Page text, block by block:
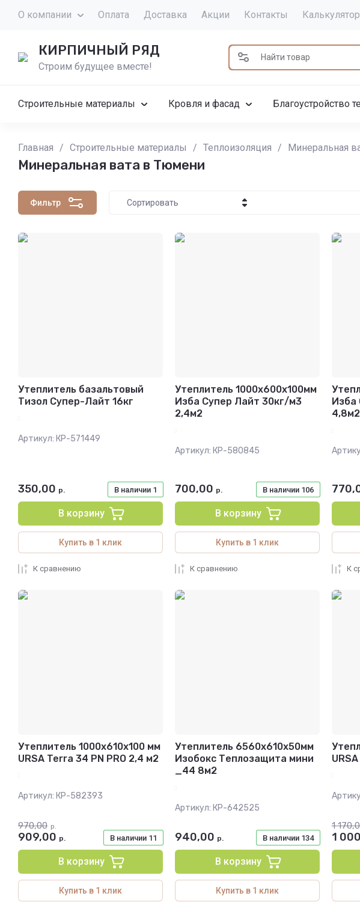
О компании Оплата Доставка Акции Контакты
КИРПИЧНЫЙ РЯД
Строим будущее вместе!
Строительные материалы Кровля и фасад Благоустройство
Главная / Строительные материалы / Теплоизоляция / Минеральная
Минеральная вата в Тюмени
Фильтр Сортировать
Утеплитель базальтовый
Тизол Супер-Лайт 16кг
Артикул: КР-571449
В наличии 1
350,00 р.
В корзину
Купить в 1 клик
К сравнению
Утеплитель 1000х600х100мм
Изба Супер Лайт 30кг/м3
2,4м2
Артикул: КР-580845
В наличии 106
700,00 р.
В корзину
Купить в 1 клик
К сравнению
Изба
4,8м2
К
Утеплитель 1000х610х100 мм
URSA Terra 34 PN PRO 2,4 м2
Артикул: КР-582393
В наличии 11
970,00 р.
909,00 р.
В корзину
Купить в 1 клик
Утеплитель 6560х610х50мм
Изобокс Теплозащита мини
_44 8м2
Артикул: КР-642525
В наличии 134
940,00 р.
В корзину
Купить в 1 клик
1
1